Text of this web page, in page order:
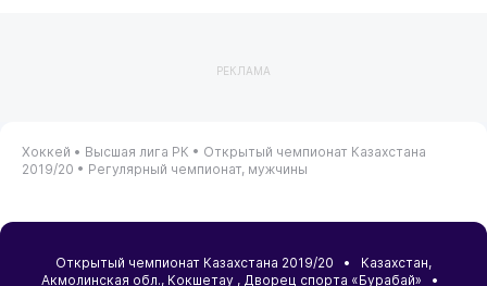
РЕКЛАМА
Хоккей • Высшая лига РК • Открытый чемпионат Казахстана
2019/20 • Регулярный чемпионат, мужчины
Открытый чемпионат Казахстана 2019/20 • Казахстан,
Акмолинская обл., Кокшетау , Дворец спорта «Бурабай» •